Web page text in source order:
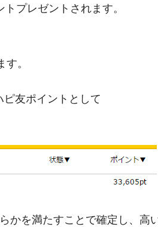
プレゼントされます。
。
友ポイントとして
かを満たすことで確定し、高